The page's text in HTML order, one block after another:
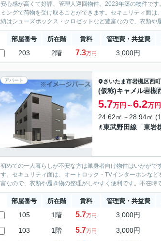
安心感が高くて好評、管理人巡回物件。2023年築の物件で
ミングで荷物を受け取ることができます。セキュリティ面
納はシューズボックス・クロゼットなど豊富なので、衣類
部屋番号 所在階 賃料 管理費・共益費
203 2階 7.3万円 3,000円
アパート さいたま市岩槻区西町
(仮称)キャメル岩槻
5.7万円～6.2万円
24.62㎡～28.94㎡
東武野田線 「東岩
初めての一人暮らしが不安な方は単身者向け物件はいかが
す。セキュリティ面は、オートロック・TVインターホンな
富なので、衣類や履き物の整理がしやすく便利です。不在
部屋番号 所在階 賃料 管理費・共益費
105 1階 5.7万円 3,000円
103 1階 5.7万円 3,000円